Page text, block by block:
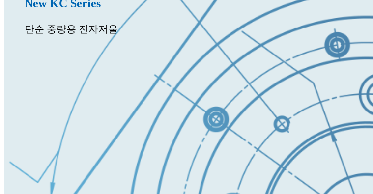
New KC Series
단순 중량용 전자저울